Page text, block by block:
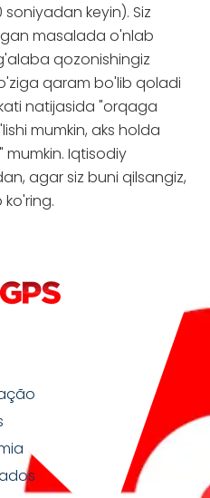
keyin). Siz
masalada o'nlab
qozonishingiz
qaram bo'lib qoladi
natijasida "orqaga
mumkin, aks holda
mumkin. Iqtisodiy
agar siz buni qilsangiz,